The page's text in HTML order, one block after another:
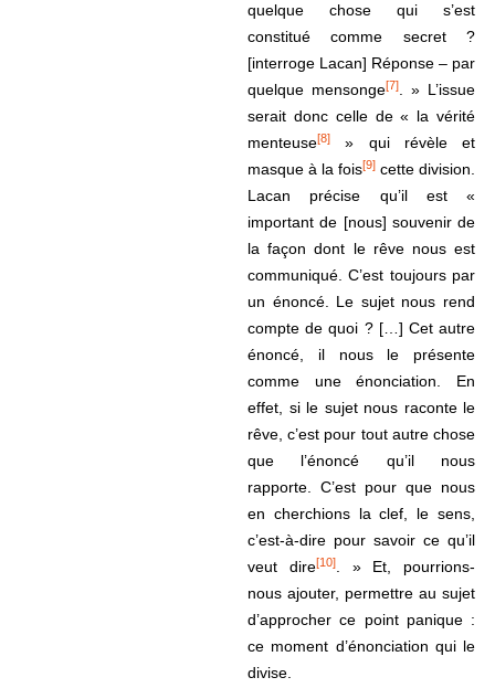
quelque chose qui s’est
constitué comme secret ?
[interroge Lacan] Réponse – par
quelque mensonge[7]. » L’issue
serait donc celle de « la vérité
menteuse[8]
» qui révèle et
masque à la fois[9] cette division.
Lacan précise qu’il est «
important de [nous] souvenir de
la façon dont le rêve nous est
communiqué. C’est toujours par
un énoncé. Le sujet nous rend
compte de quoi ? […] Cet autre
énoncé, il nous le présente
comme une énonciation. En
effet, si le sujet nous raconte le
rêve, c’est pour tout autre chose
que l’énoncé qu’il nous
rapporte. C’est pour que nous
en cherchions la clef, le sens,
c’est-à-dire pour savoir ce qu’il
veut dire[10]. » Et, pourrions-
nous ajouter, permettre au sujet
d’approcher ce point panique :
ce moment d’énonciation qui le
divise.